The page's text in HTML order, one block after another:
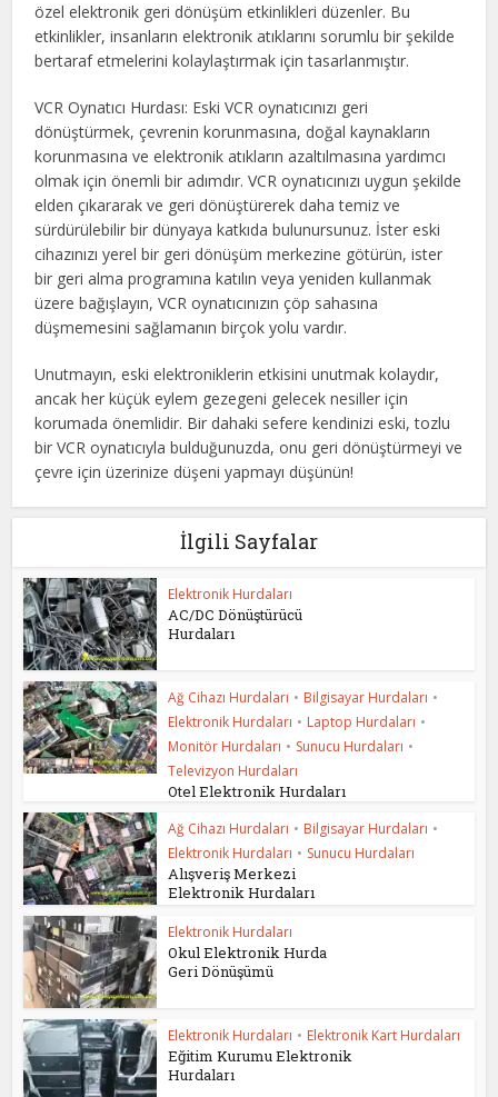
özel elektronik geri dönüşüm etkinlikleri düzenler. Bu
etkinlikler, insanların elektronik atıklarını sorumlu bir şekilde
bertaraf etmelerini kolaylaştırmak için tasarlanmıştır.
VCR Oynatıcı Hurdası: Eski VCR oynatıcınızı geri
dönüştürmek, çevrenin korunmasına, doğal kaynakların
korunmasına ve elektronik atıkların azaltılmasına yardımcı
olmak için önemli bir adımdır. VCR oynatıcınızı uygun şekilde
elden çıkararak ve geri dönüştürerek daha temiz ve
sürdürülebilir bir dünyaya katkıda bulunursunuz. İster eski
cihazınızı yerel bir geri dönüşüm merkezine götürün, ister
bir geri alma programına katılın veya yeniden kullanmak
üzere bağışlayın, VCR oynatıcınızın çöp sahasına
düşmemesini sağlamanın birçok yolu vardır.
Unutmayın, eski elektroniklerin etkisini unutmak kolaydır,
ancak her küçük eylem gezegeni gelecek nesiller için
korumada önemlidir. Bir dahaki sefere kendinizi eski, tozlu
bir VCR oynatıcıyla bulduğunuzda, onu geri dönüştürmeyi ve
çevre için üzerinize düşeni yapmayı düşünün!
İlgili Sayfalar
Elektronik Hurdaları
AC/DC Dönüştürücü
Hurdaları
Ağ Cihazı Hurdaları • Bilgisayar Hurdaları •
Elektronik Hurdaları • Laptop Hurdaları •
Monitör Hurdaları • Sunucu Hurdaları •
Televizyon Hurdaları
Otel Elektronik Hurdaları
Ağ Cihazı Hurdaları • Bilgisayar Hurdaları •
Elektronik Hurdaları • Sunucu Hurdaları
Alışveriş Merkezi
Elektronik Hurdaları
Elektronik Hurdaları
Okul Elektronik Hurda
Geri Dönüşümü
Elektronik Hurdaları • Elektronik Kart Hurdaları
Eğitim Kurumu Elektronik
Hurdaları